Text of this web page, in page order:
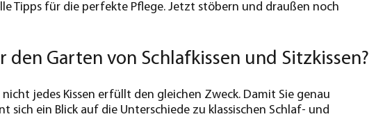
Tipps für die perfekte Pflege. Jetzt stöbern und draußen noch
Garten von Schlafkissen und Sitzkissen?
jedes Kissen erfüllt den gleichen Zweck. Damit Sie genau
ein Blick auf die Unterschiede zu klassischen Schlaf- und